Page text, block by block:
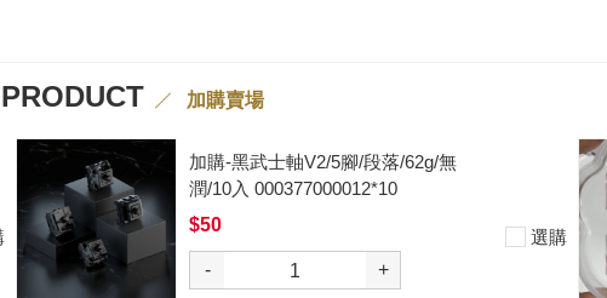
加購賣場
段落/62g/無
+
選購
加購-剪刀石頭布猜拳鍵
+